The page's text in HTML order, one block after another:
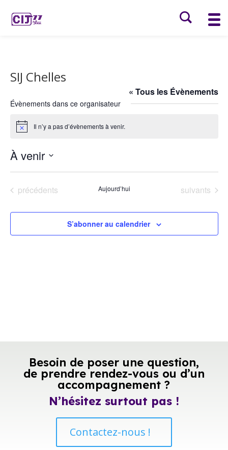
SIJ Chelles
« Tous les Évènements
Évènements dans ce organisateur
Notice Il n’y a pas d’évènements à venir.
À venir
date.Évènements
précédents Aujourd’hui Évènements
suivants
S’abonner au calendrier
Besoin de poser une question,
de prendre rendez-vous ou d’un
accompagnement ?
N’hésitez surtout pas !
Contactez-nous !